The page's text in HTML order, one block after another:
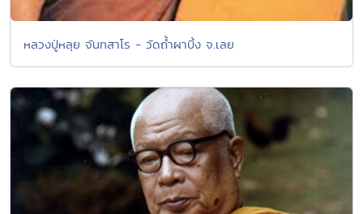
หลวงปู่หลุย จันทสาโร - วัดถ้ำผาบิ้ง จ.เลย